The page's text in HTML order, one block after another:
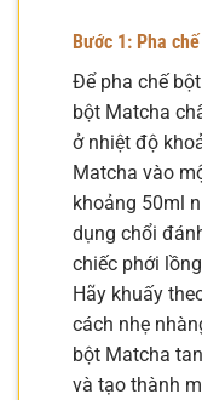
Bước 1: Pha
Để pha chế
bột Matcha
ở nhiệt độ
Matcha vào
khoảng 50ml
dụng chổi
chiếc phới
Hãy khuấy
cách nhẹ
bột Matcha
và tạo thành